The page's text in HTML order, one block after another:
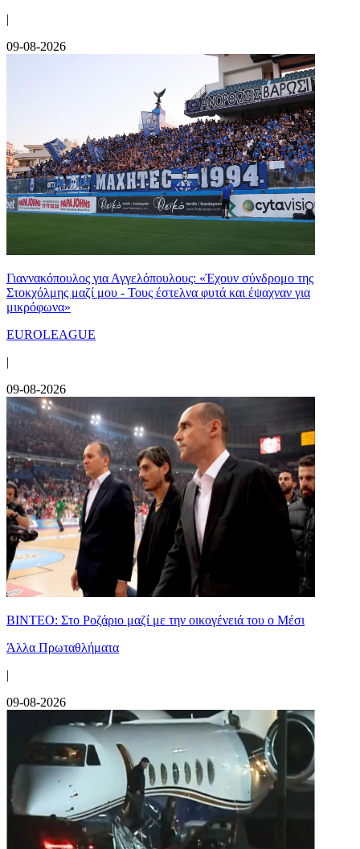
|
09-08-2026
Γιαννακόπουλος για Αγγελόπουλους: «Έχουν σύνδρομο της
Στοκχόλμης μαζί μου - Τους έστελνα φυτά και έψαχναν για
μικρόφωνα»
EUROLEAGUE
|
09-08-2026
ΒΙΝΤΕΟ: Στο Ροζάριο μαζί με την οικογένειά του ο Μέσι
Άλλα Πρωταθλήματα
|
09-08-2026